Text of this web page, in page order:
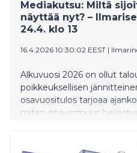
​​Mediakutsu: Miltä
näyttää nyt? –
24.4. klo 13​
16.4.2026 10:30:02 EEST |
Alkuvuosi 2026 on ollut
poikkeuksellisen
osavuositulos tarjoaa
miten epävarmuus